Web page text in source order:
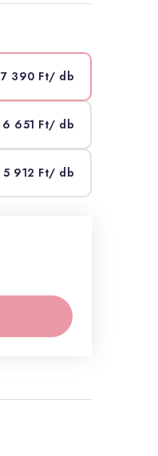
7 390 Ft/ db
6 651 Ft/ db
5 912 Ft/ db